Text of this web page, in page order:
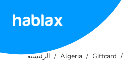
الأسعار
الرئيسية Algeria Giftcard